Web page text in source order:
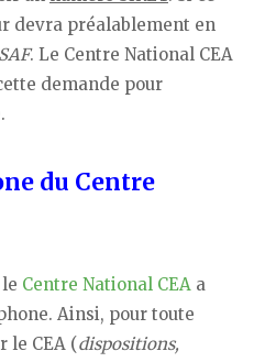
devra préalablement en
. Le Centre National CEA
demande pour
du Centre
Centre National CEA a
Ainsi, pour toute
le CEA (dispositions,